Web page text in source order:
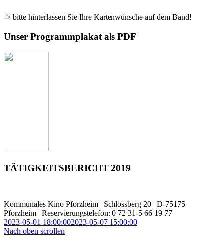
-> bitte hinterlassen Sie Ihre Kartenwünsche auf dem Band!
Unser Programmplakat als PDF
TÄTIGKEITSBERICHT 2019
Kommunales Kino Pforzheim | Schlossberg 20 | D-75175
Pforzheim | Reservierungstelefon: 0 72 31-5 66 19 77
2023-05-01 18:00:002023-05-07 15:00:00
Nach oben scrollen